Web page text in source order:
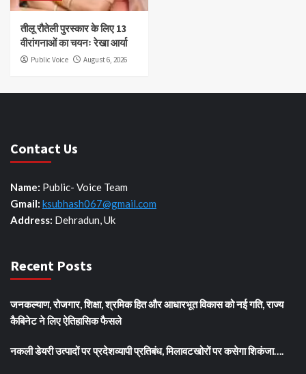
तीलू रौतेली पुरस्कार के लिए 13
वीरांगनाओं का चयनः रेखा आर्या
Public Voice August 6, 2026
Contact Us
Name: Public- Voice Team
Gmail: ksubhash067@gmail.com
Address: Dehradun, Uk
Recent Posts
जनकल्याण, रोजगार, शिक्षा, श्रमिक हित और आधारभूत विकास को नई गति, राज्य
कैबिनेट ने लिए ऐतिहासिक फैसले
नकली डेयरी उत्पादों पर प्रदेशव्यापी प्रतिबंध, मिलावटखोरों पर कसेगा शिकंजा….